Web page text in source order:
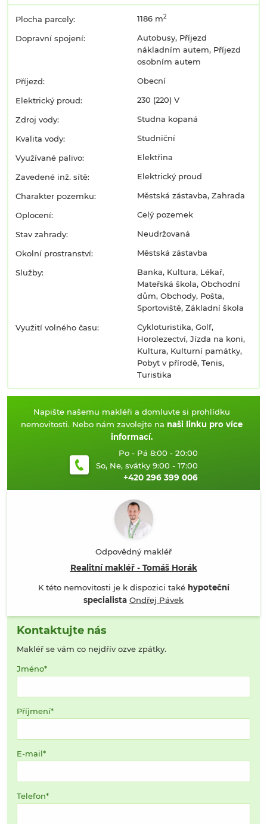
Plocha parcely: 1186 m2
Dopravní spojení:
Autobusy, Příjezd
nákladním autem, Příjezd
osobním autem
Příjezd: Obecní
Elektrický proud: 230 (220) V
Zdroj vody: Studna kopaná
Kvalita vody: Studniční
Využívané palivo: Elektřina
Zavedené inž. sítě: Elektrický proud
Charakter pozemku: Městská zástavba, Zahrada
Oplocení: Celý pozemek
Stav zahrady: Neudržovaná
Okolní prostranství: Městská zástavba
Služby:
Banka, Kultura, Lékař,
Mateřská škola, Obchodní
dům, Obchody, Pošta,
Sportoviště, Základní škola
Využití volného času:
Cykloturistika, Golf,
Horolezectví, Jízda na koni,
Kultura, Kulturní památky,
Pobyt v přírodě, Tenis,
Turistika
Napište našemu makléři a domluvte si prohlídku
nemovitosti. Nebo nám zavolejte na naši linku pro více
informací.
Po - Pá 8:00 - 20:00
So, Ne, svátky 9:00 - 17:00
+420 296 399 006
Odpovědný makléř
Realitní makléř - Tomáš Horák
K této nemovitosti je k dispozici také hypoteční
specialista Ondřej Pávek
Kontaktujte nás
Makléř se vám co nejdřív ozve zpátky.
Jméno
Příjmení
E-mail
Telefon